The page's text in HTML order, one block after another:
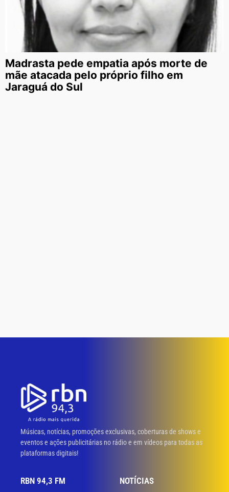
Madrasta pede empatia após morte de
mãe atacada pelo próprio filho em
Jaraguá do Sul
Músicas, notícias, promoções exclusivas, coberturas de shows e
eventos e ações publicitárias no rádio e em vídeos para todas as
plataformas digitais!
RBN 94,3 FM NOTÍCIAS